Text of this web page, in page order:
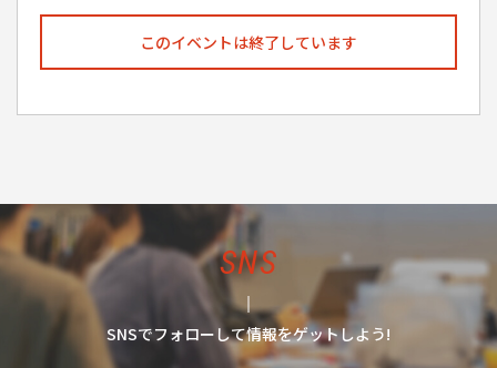
このイベントは終了しています
SNS
SNSでフォローして情報をゲットしよう!